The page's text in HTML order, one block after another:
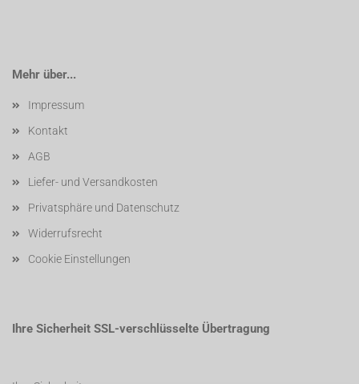
Mehr über...
Impressum
Kontakt
AGB
Liefer- und Versandkosten
Privatsphäre und Datenschutz
Widerrufsrecht
Cookie Einstellungen
Ihre Sicherheit SSL-verschlüsselte Übertragung